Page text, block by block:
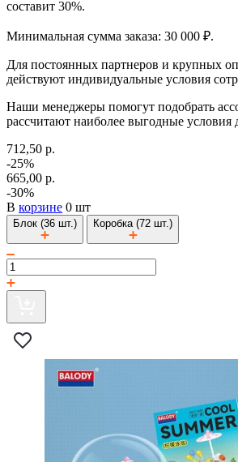
составит 30%.
Минимальная сумма заказа: 30 000 ₽.
Для постоянных партнеров и крупных
действуют индивидуальные условия
Наши менеджеры помогут подобрать
рассчитают наиболее выгодные условия
712,50 р.
-25%
665,00 р.
-30%
В корзине 0 шт
Блок (36 шт.) Коробка (72 шт.)